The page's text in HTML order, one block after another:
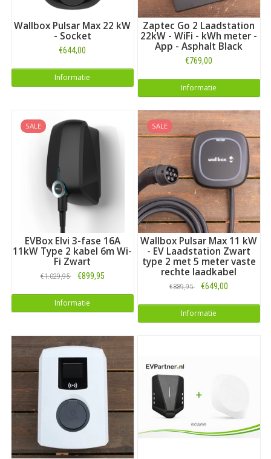
Wallbox Pulsar Max 22 kW
- Socket
€644,00
Informatie
Zaptec Go 2 Laadstation
22kW - WiFi - kWh meter -
App - Asphalt Black
€769,00
Informatie
SALE
EVBox Elvi 3-fase 16A
11kW Type 2 kabel 6m Wi-
Fi Zwart
€1.029,95 €899,95
Informatie
SALE
Wallbox Pulsar Max 11 kW
- EV Laadstation Zwart
type 2 met 5 meter vaste
rechte laadkabel
€889,95 €649,00
Informatie